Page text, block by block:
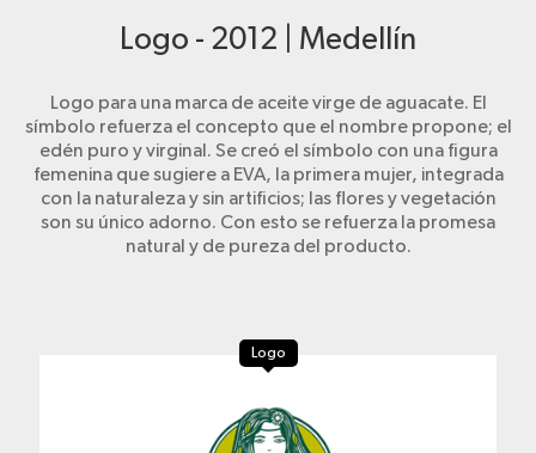
Logo - 2012 | Medellín
Logo para una marca de aceite virge de aguacate. El
símbolo refuerza el concepto que el nombre propone; el
edén puro y virginal. Se creó el símbolo con una figura
femenina que sugiere a EVA, la primera mujer, integrada
con la naturaleza y sin artificios; las flores y vegetación
son su único adorno. Con esto se refuerza la promesa
natural y de pureza del producto.
Logo